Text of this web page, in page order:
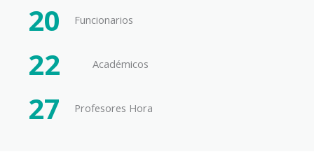
20 Funcionarios
22 Académicos
27 Profesores Hora